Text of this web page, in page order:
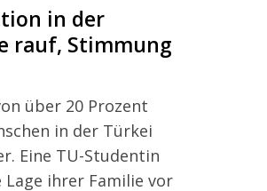
in der
rauf, Stimmung
über 20 Prozent
in der Türkei
Eine TU-Studentin
ihrer Familie vor